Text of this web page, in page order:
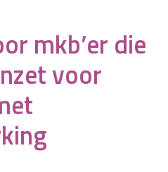
mkb’er die
voor